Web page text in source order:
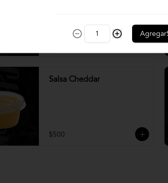
Salsa Cheddar
$500
Agregar